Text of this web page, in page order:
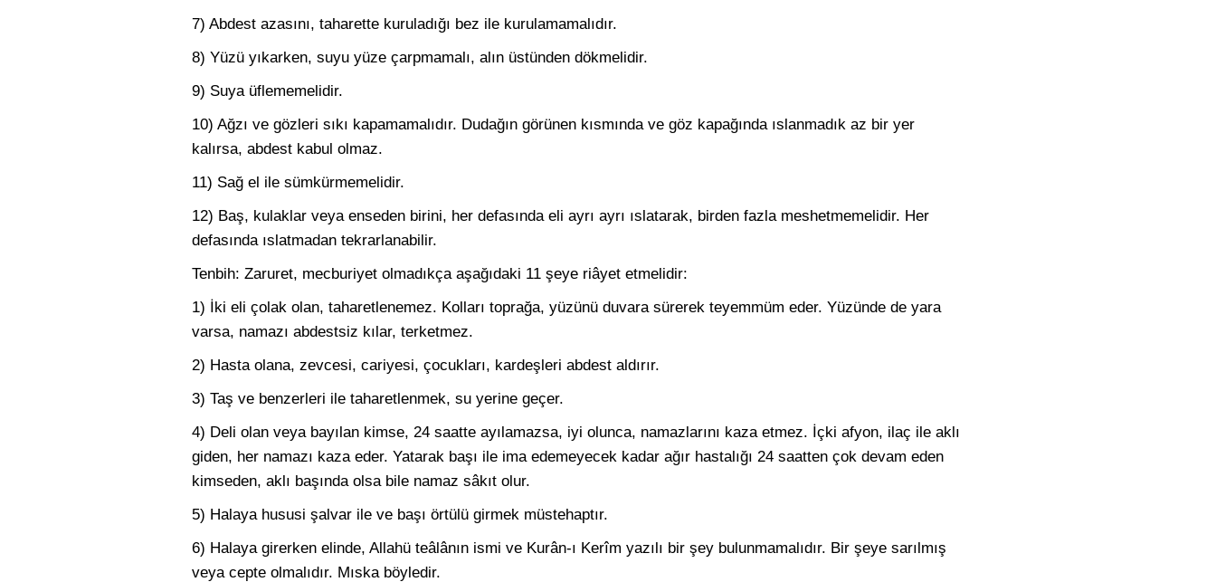
7) Abdest azasını, taharette kuruladığı bez ile kurulamamalıdır.
8) Yüzü yıkarken, suyu yüze çarpmamalı, alın üstünden dökmelidir.
9) Suya üflememelidir.
10) Ağzı ve gözleri sıkı kapamamalıdır. Dudağın görünen kısmında ve göz kapağında ıslanmadık az bir yer
kalırsa, abdest kabul olmaz.
11) Sağ el ile sümkürmemelidir.
12) Baş, kulaklar veya enseden birini, her defasında eli ayrı ayrı ıslatarak, birden fazla meshetmemelidir. Her
defasında ıslatmadan tekrarlanabilir.
Tenbih: Zaruret, mecburiyet olmadıkça aşağıdaki 11 şeye riâyet etmelidir:
1) İki eli çolak olan, taharetlenemez. Kolları toprağa, yüzünü duvara sürerek teyemmüm eder. Yüzünde de yara
varsa, namazı abdestsiz kılar, terketmez.
2) Hasta olana, zevcesi, cariyesi, çocukları, kardeşleri abdest aldırır.
3) Taş ve benzerleri ile taharetlenmek, su yerine geçer.
4) Deli olan veya bayılan kimse, 24 saatte ayılamazsa, iyi olunca, namazlarını kaza etmez. İçki afyon, ilaç ile aklı
giden, her namazı kaza eder. Yatarak başı ile ima edemeyecek kadar ağır hastalığı 24 saatten çok devam eden
kimseden, aklı başında olsa bile namaz sâkıt olur.
5) Halaya hususi şalvar ile ve başı örtülü girmek müstehaptır.
6) Halaya girerken elinde, Allahü teâlânın ismi ve Kurân-ı Kerîm yazılı bir şey bulunmamalıdır. Bir şeye sarılmış
veya cepte olmalıdır. Mıska böyledir.